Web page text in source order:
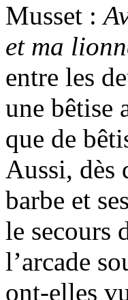
Musset :
et ma
entre les
une bêtise
que de
Aussi, dès
barbe et
le secours
l’arcade
ont-elles